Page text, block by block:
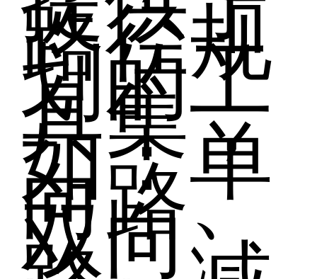
路径规
划的工
具集，
如：单
向路、
双向